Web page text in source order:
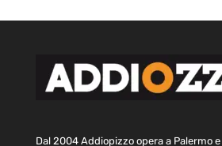
Dal 2004 Addiopizzo opera a Palermo